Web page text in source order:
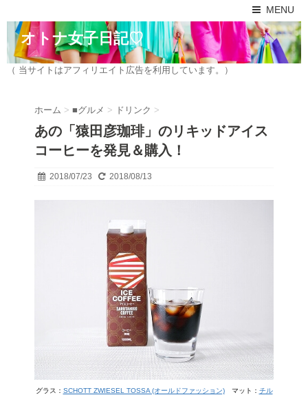
MENU
オトナ女子日記♡
（ 当サイトはアフィリエイト広告を利用しています。）
ホーム > ■グルメ > ドリンク >
あの「猿田彦珈琲」のリキッドアイス
コーヒーを発見＆購入！
2018/07/23 2018/08/13
グラス： SCHOTT ZWIESEL TOSSA (オールドファッション)マット： チル